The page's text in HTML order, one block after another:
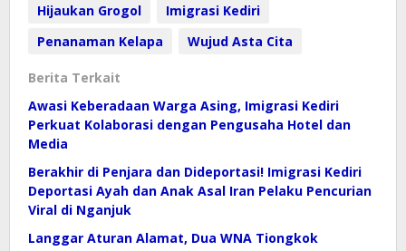
Hijaukan Grogol
Imigrasi Kediri
Penanaman Kelapa
Wujud Asta Cita
Berita Terkait
Awasi Keberadaan Warga Asing, Imigrasi Kediri
Perkuat Kolaborasi dengan Pengusaha Hotel dan
Media
Berakhir di Penjara dan Dideportasi! Imigrasi Kediri
Deportasi Ayah dan Anak Asal Iran Pelaku Pencurian
Viral di Nganjuk
Langgar Aturan Alamat, Dua WNA Tiongkok